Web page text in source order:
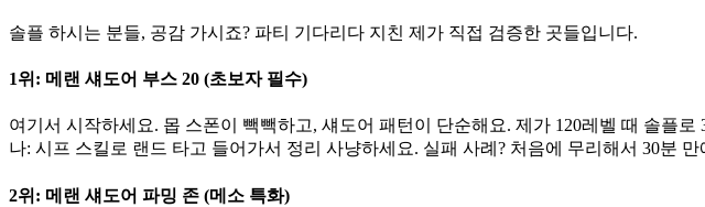
솔플 하시는 분들, 공감 가시죠? 파티 기다리다 지친 제가 직접 검증한 곳들입니다.
1위: 메랜 섀도어 부스 20 (초보자 필수)
여기서 시작하세요. 몹 스폰이 빽빽하고, 섀도어 패턴이 단순해요. 제가 120레벨 때 솔플
나: 시프 스킬로 랜드 타고 들어가서 정리 사냥하세요. 실패 사례? 처음에 무리해서 30분
2위: 메랜 섀도어 파밍 존 (메소 특화)